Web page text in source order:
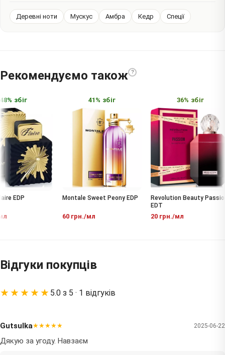
Деревні ноти Мускус Амбра Кедр Спеції
Рекомендуємо також ?
збіг
EDP
41% збіг
Montale Sweet Peony EDP
60 грн./мл
36% збіг
Revolution Beauty Passion
EDT
20 грн./мл
Відгуки покупців
★★★★★ 5.0 з 5 · 1 відгуків
Gutsulka★★★★★ 2025-06-22
Дякую за угоду. Навзаєм